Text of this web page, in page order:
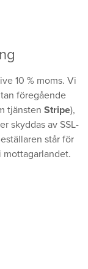
10 % moms. Vi
föregående
tjänsten Stripe),
skyddas av SSL-
står för